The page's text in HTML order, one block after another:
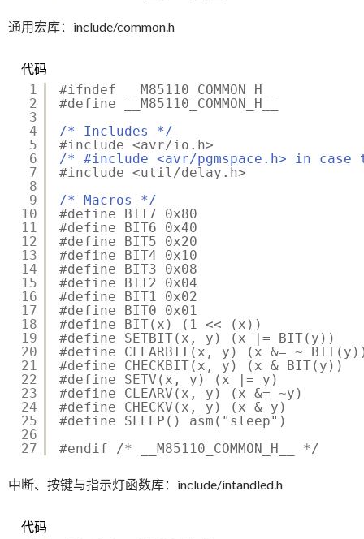
通用宏库：include/common.h
代码
1
2
3
4
5
6
7
8
9
10
11
12
13
14
15
16
17
18
19
20
21
22
23
24
25
26
27
#ifndef __M85110_COMMON_H__
#define __M85110_COMMON_H__
/* Includes */
#include <avr/io.h>
/* #include <avr/pgmspace.h> in
#include <util/delay.h>
/* Macros */
#define BIT7 0x80
#define BIT6 0x40
#define BIT5 0x20
#define BIT4 0x10
#define BIT3 0x08
#define BIT2 0x04
#define BIT1 0x02
#define BIT0 0x01
#define BIT(x) (1 << (x))
#define SETBIT(x, y) (x |= BIT(y))
#define CLEARBIT(x, y) (x &= ~
#define CHECKBIT(x, y) (x & BIT(y))
#define SETV(x, y) (x |= y)
#define CLEARV(x, y) (x &= ~y)
#define CHECKV(x, y) (x & y)
#define SLEEP() asm("sleep")
#endif /* __M85110_COMMON_H__ */
中断、按键与指示灯函数库：include/intandled.h
代码